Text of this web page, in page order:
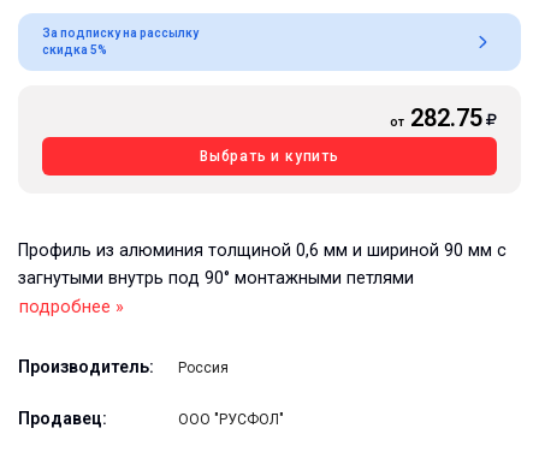
За подписку на рассылку
скидка 5%
от 282.75
Выбрать и купить
Профиль из алюминия толщиной 0,6 мм и шириной 90 мм с
загнутыми внутрь под 90° монтажными петлями
подробнее »
Производитель: Россия
Продавец: ООО "РУСФОЛ"